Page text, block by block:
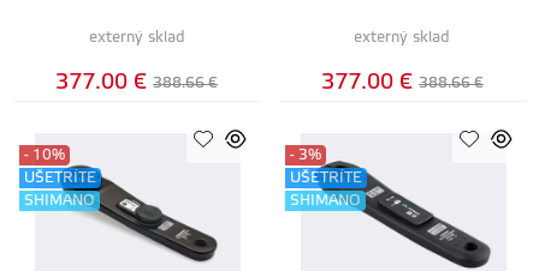
externý sklad
377.00 € 388.66 €
externý sklad
377.00 € 388.66 €
- 10%
UŠETRÍTE
SHIMANO
- 3%
UŠETRÍTE
SHIMANO